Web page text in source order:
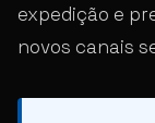
expedição e
novos canais